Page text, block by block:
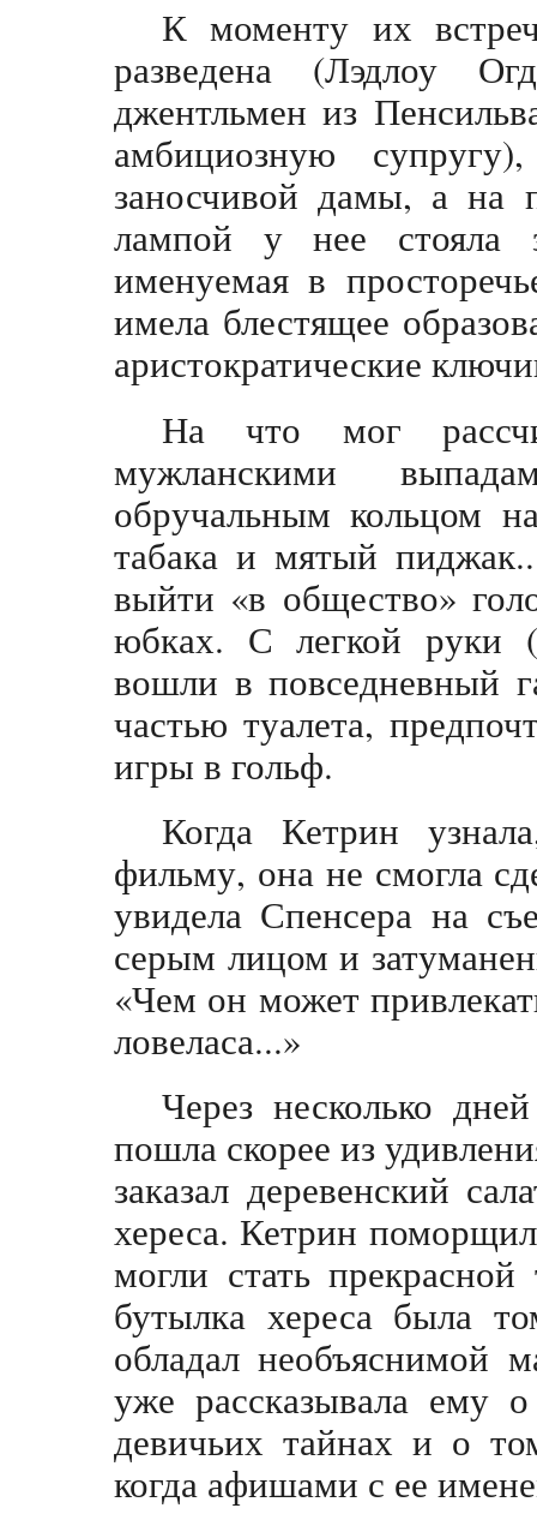
К моменту их
разведена (Лэдлоу
джентльмен из
амбициозную
заносчивой дамы, а на
лампой у нее стояла
именуемая в
имела блестящее
аристократические
На что мог
мужланскими
обручальным кольцом
табака и мятый
выйти «в общество»
юбках. С легкой руки
вошли в повседневный
частью туалета,
игры в гольф.
Когда Кетрин
фильму, она не смогла
увидела Спенсера на
серым лицом и
«Чем он может
ловеласа...»
Через несколько
пошла скорее из
заказал деревенский
хереса. Кетрин
могли стать
бутылка хереса была
обладал необъяснимой
уже рассказывала ему
девичьих тайнах и о
когда афишами с ее